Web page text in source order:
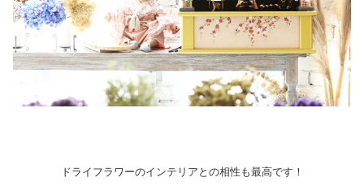
ドライフラワーのインテリアとの相性も最高です！